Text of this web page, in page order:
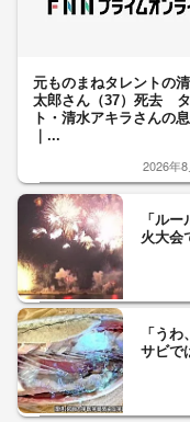
元ものまねタレントの
太郎さん（37）死去
ト・清水アキラさんの
｜...
2026年8
「ル
火大会
「う
サビで